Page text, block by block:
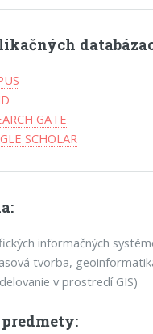
GATE
SCHOLAR
informačných
tvorba,
v prostredí GIS)